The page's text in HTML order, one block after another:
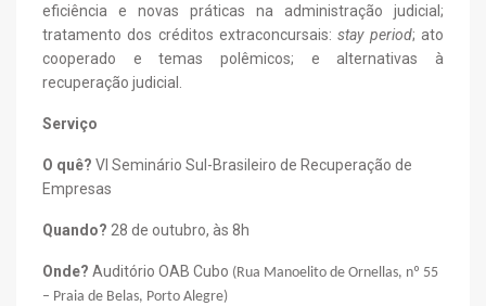
eficiência e novas práticas na administração judicial;
tratamento dos créditos extraconcursais:stay period; ato
cooperado e temas polêmicos; e alternativas à
recuperação judicial.
Serviço
O quê? VI Seminário Sul-Brasileiro de Recuperação de
Empresas
Quando? 28 de outubro, às 8h
Onde? Auditório OAB Cubo (Rua Manoelito de Ornellas, nº 55
– Praia de Belas, Porto Alegre)